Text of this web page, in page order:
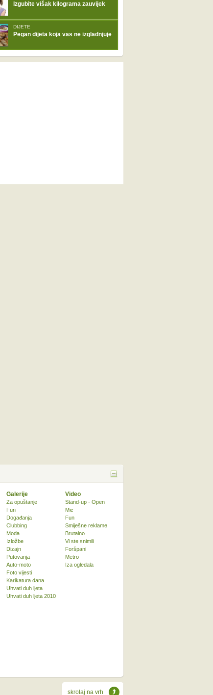
Izgubite višak kilograma zauvijek
DIJETE
Pegan dijeta koja vas ne izgladnjuje
Galerije
Za opuštanje
Fun
Događanja
Clubbing
Moda
Izložbe
Dizajn
Putovanja
Auto-moto
Foto vijesti
Karikatura dana
Uhvati duh ljeta
Uhvati duh ljeta 2010
Video
Stand-up - Open
Mic
Fun
Smiješne reklame
Brutalno
Vi ste snimili
Foršpani
Metro
Iza ogledala
skrolaj na vrh